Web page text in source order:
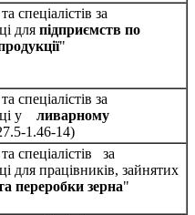
спеціалістів за
для підприємств по
"
спеціалістів за
у ливарному
1.46-14)
спеціалістів за
для працівників, зайнятих
переробки зерна"